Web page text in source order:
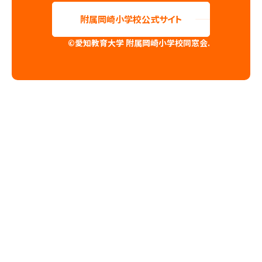
附属岡崎小学校公式サイト
©愛知教育大学 附属岡崎小学校同窓会.